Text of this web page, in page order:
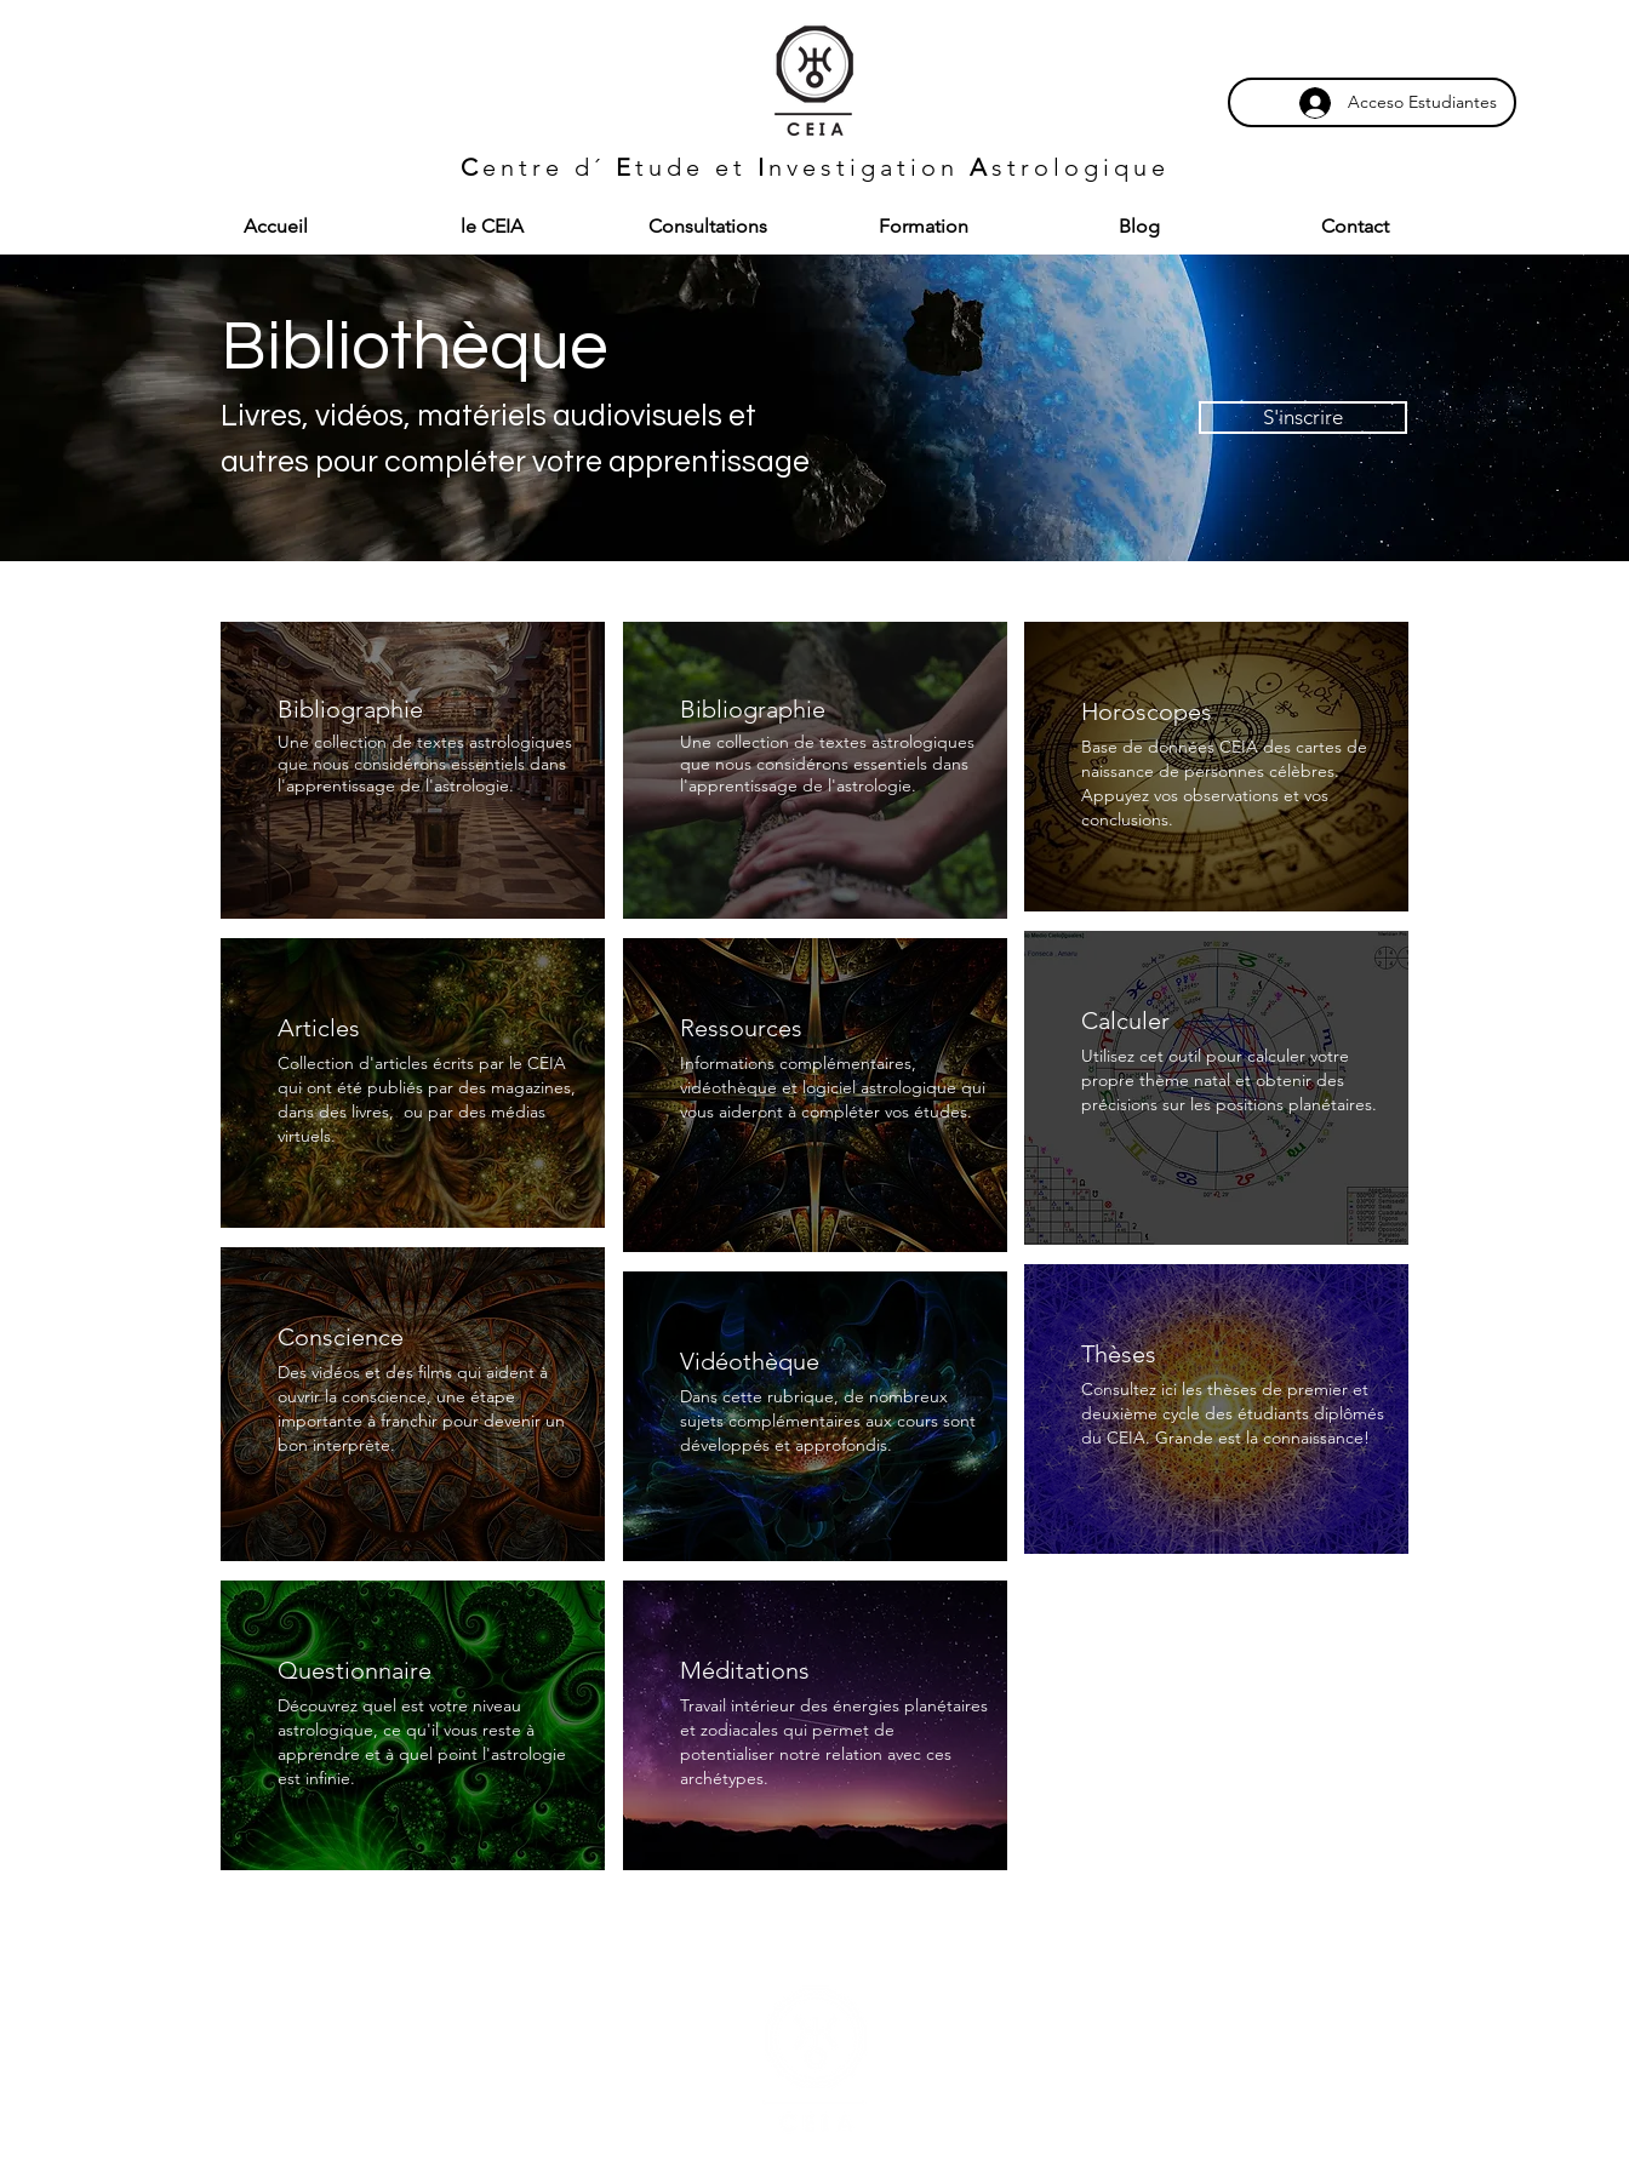
Acceso Estudiantes
Centre d´ Etude et I nvestigation Astrologique
Accueil le CEIA Consultations Formation Blog Contact
Bibliothèque
Livres, vidéos, matériels audiovisuels et
autres pour compléter votre apprentissage
S'inscrire
Bibliographie
Une collection de textes astrologiques
que nous considérons essentiels dans
l'apprentissage de l'astrologie.
Articles
Collection d'articles écrits par le CEIA
qui ont été publiés par des magazines,
dans des livres, ou par des médias
virtuels.
Conscience
Des vidéos et des films qui aident à
ouvrir la conscience, une étape
importante à franchir pour devenir un
bon interprète.
Questionnaire
Découvrez quel est votre niveau
astrologique, ce qu'il vous reste à
apprendre et à quel point l'astrologie
est infinie.
Bibliographie
Une collection de textes astrologiques
que nous considérons essentiels dans
l'apprentissage de l'astrologie.
Ressources
Informations complémentaires,
vidéothèque et logiciel astrologique qui
vous aideront à compléter vos études.
Vidéothèque
Dans cette rubrique, de nombreux
sujets complémentaires aux cours sont
développés et approfondis.
Méditations
Travail intérieur des énergies planétaires
et zodiacales qui permet de
potentialisernotre relation avec ces
archétypes.
Horoscopes
Base de données CEIA des cartes de
naissance de personnes célèbres.
Appuyez vos observations et vos
conclusions.
Calculer
Utilisez cet outil pour calculer votre
propre thème natal et obtenir des
précisions sur les positions planétaires.
Thèses
Consultez ici les thèses de premier et
deuxième cycle des étudiants diplômés
du CEIA. Grande est la connaissance!